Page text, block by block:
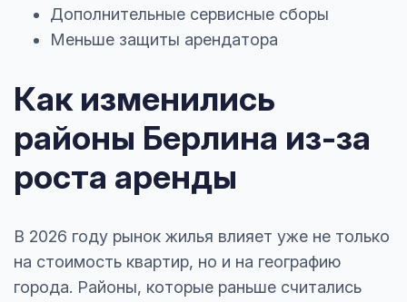
Дополнительные сервисные сборы
Меньше защиты арендатора
Как изменились
районы Берлина из-за
роста аренды
В 2026 году рынок жилья влияет уже не только
на стоимость квартир, но и на географию
города. Районы, которые раньше считались